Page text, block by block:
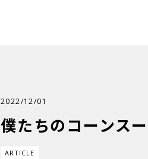
2022/12/01
僕たちのコーンス
ARTICLE